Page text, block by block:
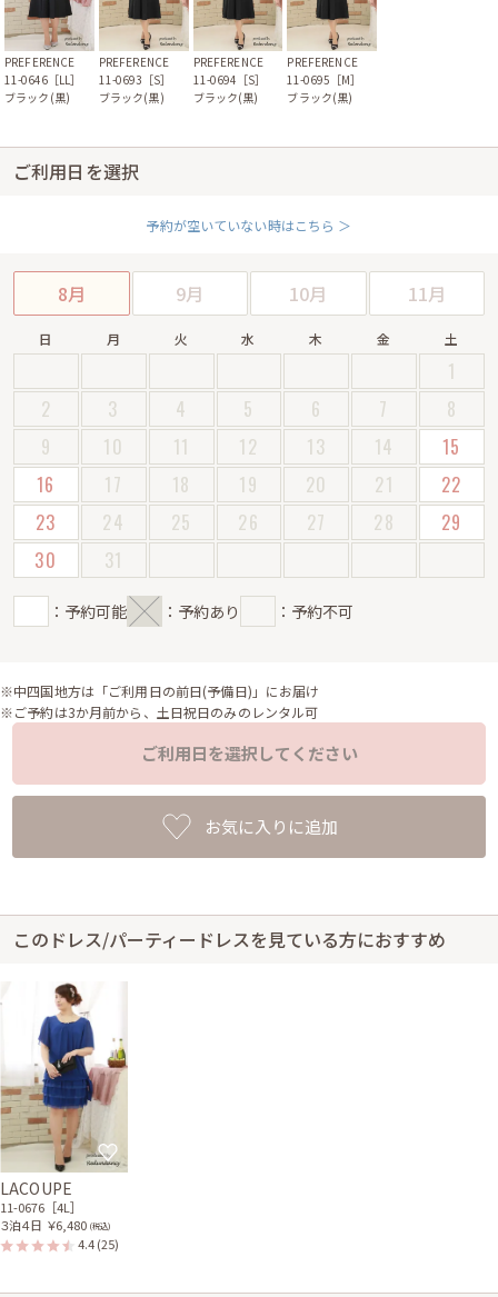
PREFERENCE
11-0646［LL］
ブラック(黒)
PREFERENCE
11-0693［S］
ブラック(黒)
PREFERENCE
11-0694［S］
ブラック(黒)
PREFERENCE
11-0695［M］
ブラック(黒)
ご利用日を選択
予約が空いていない時はこちら ＞
8月 9月 10月 11月
日 月 火 水 木 金 土
1
2
3 4 5 6 7
8
9
10 11 12 13 14
15
16
17 18 19 20 21
22
23
24 25 26 27 28
29
30
31
：予約可能 ：予約あり ：予約不可
※中四国地方は「ご利用日の前日(予備日)」にお届け
※ご予約は3か月前から、土日祝日のみのレンタル可
ご利用日を選択してください
お気に入りに追加
このドレス/パーティードレスを見ている方におすすめ
LACOUPE
11-0676［4L］
３泊４日 ￥6,480 (税込)
4.4(25)